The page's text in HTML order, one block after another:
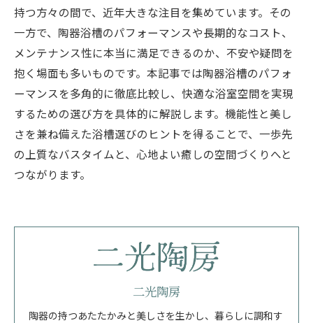
持つ方々の間で、近年大きな注目を集めています。その
一方で、陶器浴槽のパフォーマンスや長期的なコスト、
メンテナンス性に本当に満足できるのか、不安や疑問を
抱く場面も多いものです。本記事では陶器浴槽のパフォ
ーマンスを多角的に徹底比較し、快適な浴室空間を実現
するための選び方を具体的に解説します。機能性と美し
さを兼ね備えた浴槽選びのヒントを得ることで、一歩先
の上質なバスタイムと、心地よい癒しの空間づくりへと
つながります。
二光陶房
陶器の持つあたたかみと美しさを生かし、暮らしに調和す